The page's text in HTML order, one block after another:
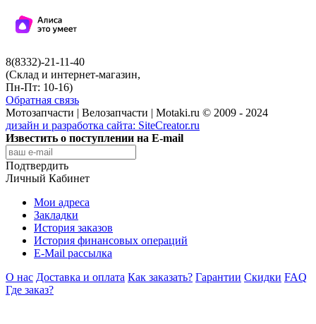
8(8332)-21-11-40
(Склад и интернет-магазин,
Пн-Пт: 10-16)
Обратная связь
Мотозапчасти | Велозапчасти | Motaki.ru © 2009 - 2024
дизайн и разработка сайта: SiteCreator.ru
Известить о поступлении на E-mail
Подтвердить
Личный Кабинет
Мои адреса
Закладки
История заказов
История финансовых операций
E-Mail рассылка
О нас Доставка и оплата Как заказать? Гарантии Скидки FAQ
Где заказ?